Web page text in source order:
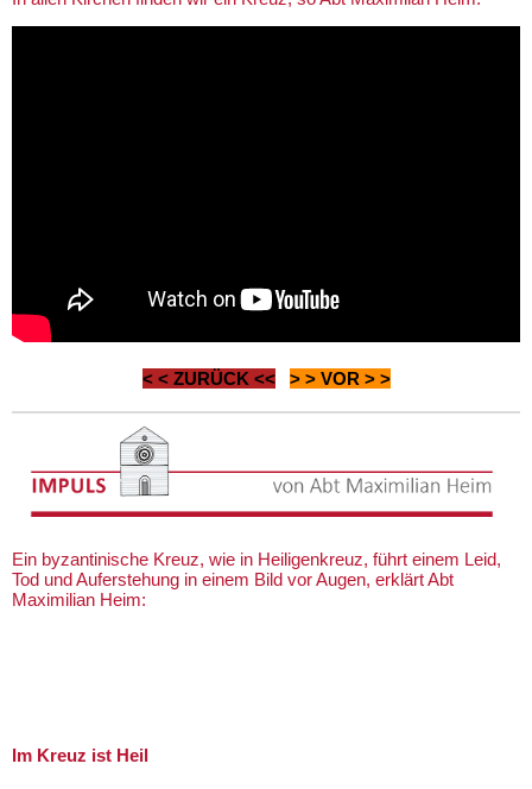
< < ZURÜCK << > > VOR > >
Ein byzantinische Kreuz, wie in Heiligenkreuz, führt einem Leid,
Tod und Auferstehung in einem Bild vor Augen, erklärt Abt
Maximilian Heim:
Im Kreuz ist Heil